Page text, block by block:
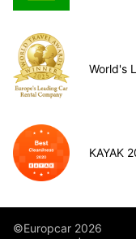
World's
KAYAK
©Europcar 2026